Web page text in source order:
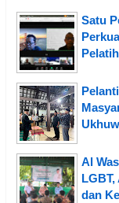
Satu
Al
dan